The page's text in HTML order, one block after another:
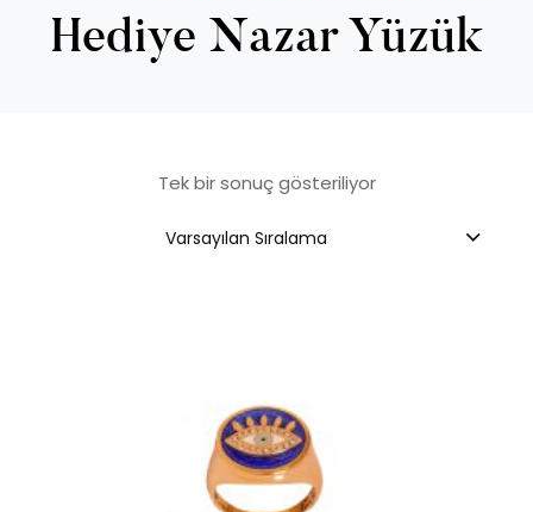
Hediye Nazar Yüzük
Tek bir sonuç gösteriliyor
Varsayılan Sıralama